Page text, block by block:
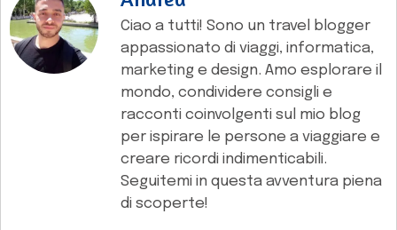
Ciao a tutti! Sono un travel blogger
appassionato di viaggi, informatica,
marketing e design. Amo esplorare il
mondo, condividere consigli e
racconti coinvolgenti sul mio blog
per ispirare le persone a viaggiare e
creare ricordi indimenticabili.
Seguitemi in questa avventura piena
di scoperte!